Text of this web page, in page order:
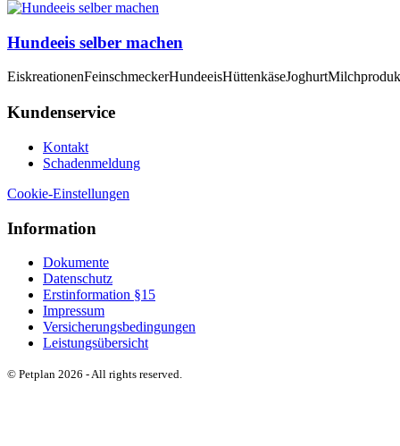
Hundeeis selber machen
EiskreationenFeinschmeckerHundeeisHüttenkäseJoghurt
Kundenservice
Kontakt
Schadenmeldung
Cookie-Einstellungen
Information
Dokumente
Datenschutz
Erstinformation §15
Impressum
Versicherungsbedingungen
Leistungsübersicht
© Petplan 2026 - All rights reserved.